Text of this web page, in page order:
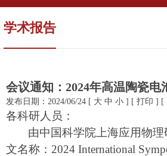
学术报告
会议通知：2024年高温陶瓷电
发布日期：2024/06/24 [ 大 中 小 ] [ 打印 ] [
各科研人员：
由中国科学院上海应用物
文名称： 2024 International